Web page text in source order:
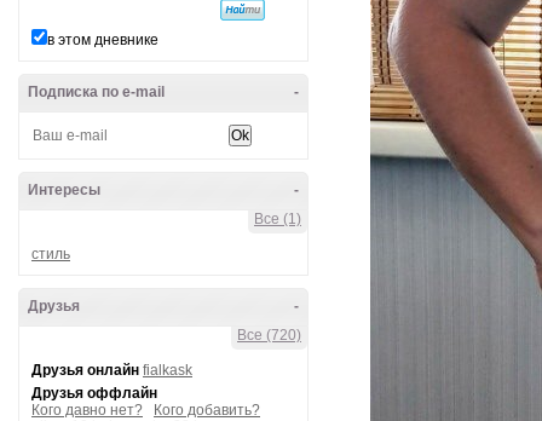
в этом дневнике
-
Подписка по e-mail
-
Интересы
Все (1)
стиль
-
Друзья
Все (720)
Друзья онлайн fialkask
Друзья оффлайн
Кого давно нет?
Кого добавить?